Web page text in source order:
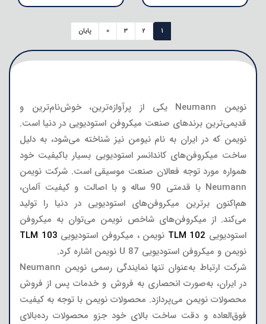
1
2
3
» پایان
نویمن Neumann یکی از پرآوازه‌ترین، خوش‌نام‌ترین و
قدیمی‌ترین برندهای صنعت میکروفن استودیویی در دنیا است.
نویمن که در ایران به نام نیومن نیز شناخته می‌شود، به دلیل
ساخت میکروفن‌های کاندانسر استودیویی بسیار باکیفیت خود
همواره مورد توجه فعالان صنعت موسیقی است. شرکت نویمن
Neumann با قدمتی 90 ساله و با اصالت و کیفیت آلمان،
هم‌اکنون برترین میکروفن‌های استودیویی در دنیا را تولید
می‌کند. از میکروفن‌های شاخص نویمن می‌توان به میکروفن
استودیویی TLM 102 نویمن ، میکروفن استودیویی TLM 103
نویمن و میکروفن استودیویی U 87 نویمن اشاره کرد.
شرکت ارتباط به‌عنوان تنها نمایندگی رسمی نویمن Neumann
در ایران، به‌صورت انحصاری به فروش و خدمات پس از فروش
محصولات نویمن می‌پردازد. محصولات نویمن با توجه به کیفیت
فوق‌العاده و دقت ساخت بالای خود جزو محصولات رده‌بالای